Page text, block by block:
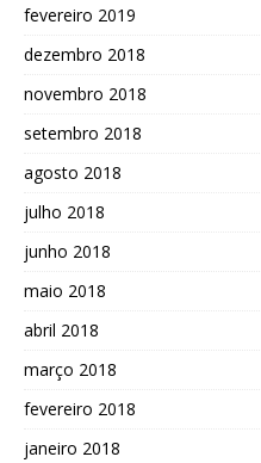
fevereiro 2019
dezembro 2018
novembro 2018
setembro 2018
agosto 2018
julho 2018
junho 2018
maio 2018
abril 2018
março 2018
fevereiro 2018
janeiro 2018